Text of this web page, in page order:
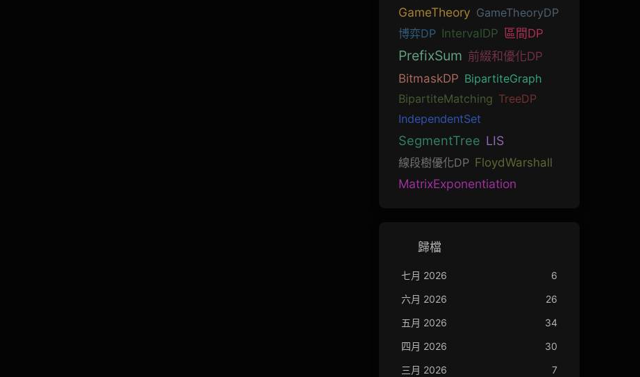
GameTheory GameTheoryDP
博弈DP IntervalDP 區間DP
PrefixSum 前綴和優化DP
BitmaskDP BipartiteGraph
BipartiteMatching TreeDP
IndependentSet
SegmentTree LIS
線段樹優化DP FloydWarshall
MatrixExponentiation
歸檔
七月 2026
6
六月 2026
26
五月 2026
34
四月 2026
30
三月 2026
7